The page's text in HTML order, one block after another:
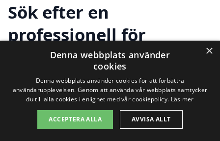
Sök efter en
professionell för
takrenovering i andra
städer nära Sjömarken
Att renovera taket är en viktig investering
×
Denna webbplats använder
cookies
Denna webbplats använder cookies för att förbättra
användarupplevelsen. Genom att använda vår webbplats samtycker
du till alla cookies i enlighet med vår cookiepolicy. Läs mer
ACCEPTERA ALLA AVVISA ALLT